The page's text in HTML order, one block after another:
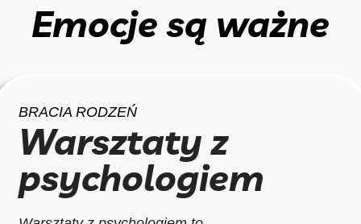
Emocje są ważne
BRACIA RODZEŃ
Warsztaty z
psychologiem